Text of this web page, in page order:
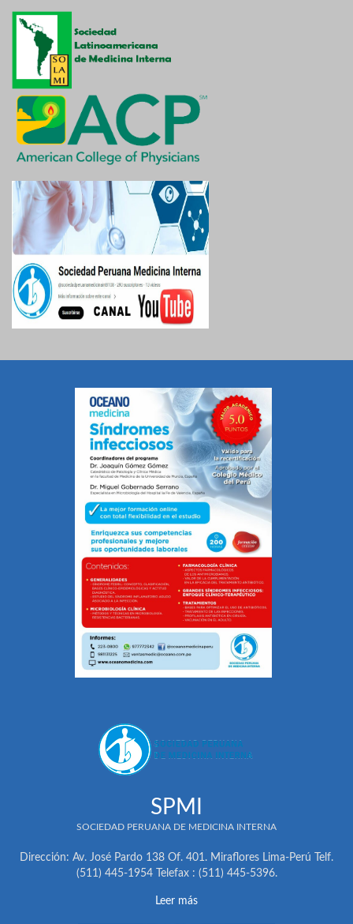
SPMI
SOCIEDAD PERUANA DE MEDICINA INTERNA
Dirección: Av. José Pardo 138 Of. 401. Miraflores Lima-Perú Telf.
(511) 445-1954 Telefax : (511) 445-5396.
Leer más